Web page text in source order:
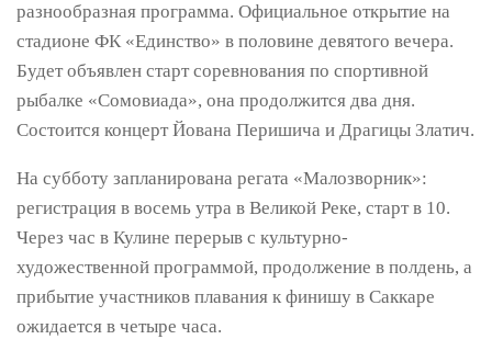
разнообразная программа. Официальное открытие на
стадионе ФК «Единство» в половине девятого вечера.
Будет объявлен старт соревнования по спортивной
рыбалке «Сомовиада», она продолжится два дня.
Состоится концерт Йована Перишича и Драгицы Златич.
На субботу запланирована регата «Малозворник»:
регистрация в восемь утра в Великой Реке, старт в 10.
Через час в Кулине перерыв с культурно-
художественной программой, продолжение в полдень, а
прибытие участников плавания к финишу в Саккаре
ожидается в четыре часа.